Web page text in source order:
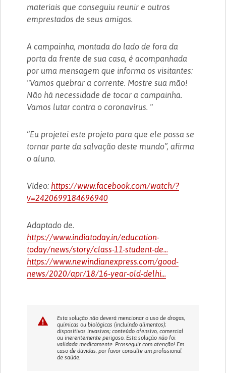
materiais que conseguiu reunir e outros
emprestados de seus amigos.
A campainha, montada do lado de fora da
porta da frente de sua casa, é acompanhada
por uma mensagem que informa os visitantes:
"Vamos quebrar a corrente. Mostre sua mão!
Não há necessidade de tocar a campainha.
Vamos lutar contra o coronavírus. "
“Eu projetei este projeto para que ele possa se
tornar parte da salvação deste mundo”, afirma
o aluno.
Vídeo: https://www.facebook.com/watch/?
v=2420699184696940
Adaptado de.
https://www.indiatoday.in/education-
today/news/story/class-11-student-de...
https://www.newindianexpress.com/good-
news/2020/apr/18/16-year-old-delhi...
Esta solução não deverá mencionar o uso de drogas,
químicas ou biológicas (incluíndo alimentos);
dispositivos invasivos; conteúdo ofensivo, comercial
ou inerentemente perigoso. Esta solução não foi
validada medicamente. Prosseguir com atenção! Em
caso de dúvidas, por favor consulte um profissional
de saúde.